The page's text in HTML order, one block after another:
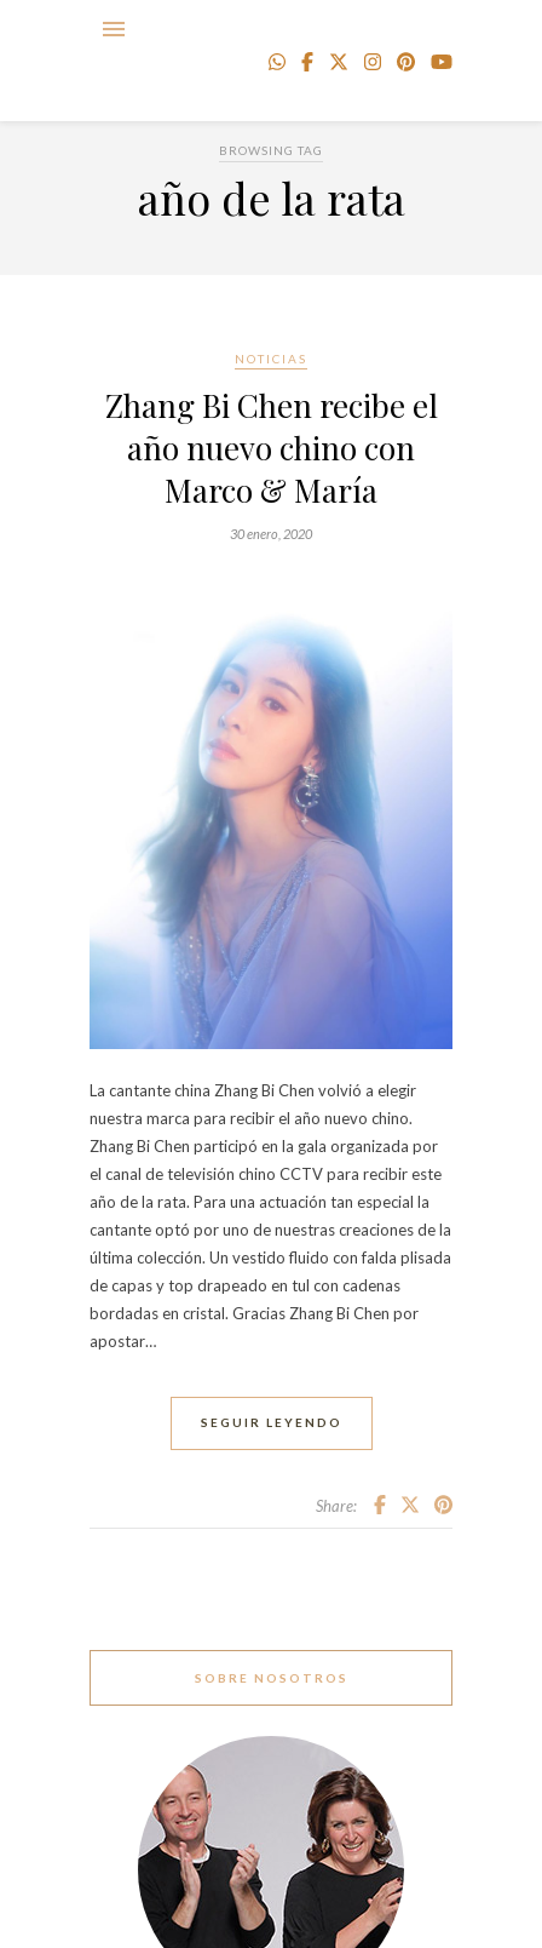
BROWSING TAG
año de la rata
NOTICIAS
Zhang Bi Chen recibe el
año nuevo chino con
Marco & María
30 enero, 2020
La cantante china Zhang Bi Chen volvió a elegir
nuestra marca para recibir el año nuevo chino.
Zhang Bi Chen participó en la gala organizada por
el canal de televisión chino CCTV para recibir este
año de la rata. Para una actuación tan especial la
cantante optó por uno de nuestras creaciones de la
última colección. Un vestido fluido con falda plisada
de capas y top drapeado en tul con cadenas
bordadas en cristal. Gracias Zhang Bi Chen por
apostar…
SEGUIR LEYENDO
Share:
SOBRE NOSOTROS